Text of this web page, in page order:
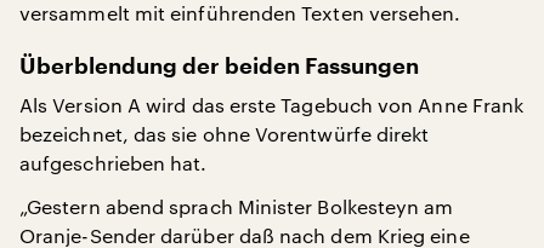
versammelt mit einführenden Texten versehen.
Überblendung der beiden Fassungen
Als Version A wird das erste Tagebuch von Anne Frank
bezeichnet, das sie ohne Vorentwürfe direkt
aufgeschrieben hat.
„Gestern abend sprach Minister Bolkesteyn am
Oranje-Sender darüber daß nach dem Krieg eine